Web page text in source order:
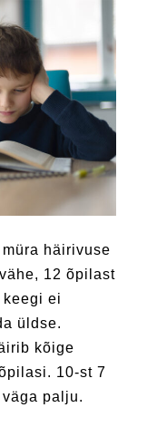
häirivuse
12 õpilast
ei
üldse.
kõige
10-st 7
palju.